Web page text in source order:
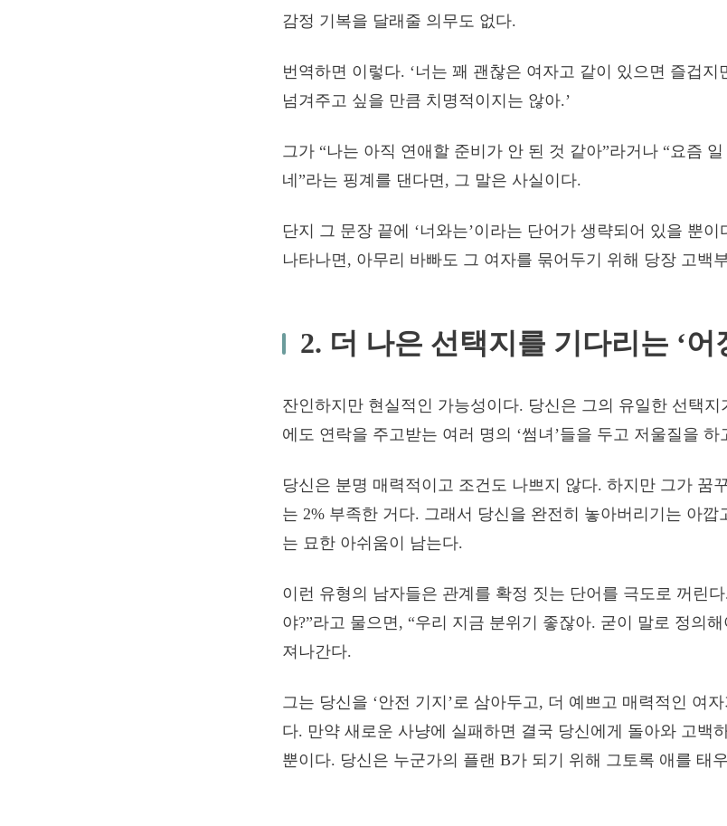
감정 기복을 달래줄 의무도 없다.
번역하면 이렇다. ‘너는 꽤 괜찮은 여자고 같이 있으면 즐겁지
넘겨주고 싶을 만큼 치명적이지는 않아.’
그가 “나는 아직 연애할 준비가 안 된 것 같아”라거나 “요즘
네”라는 핑계를 댄다면, 그 말은 사실이다.
단지 그 문장 끝에 ‘너와는’이라는 단어가 생략되어 있을 뿐
나타나면, 아무리 바빠도 그 여자를 묶어두기 위해 당장 고백
2. 더 나은 선택지를 기다리는 ‘어
잔인하지만 현실적인 가능성이다. 당신은 그의 유일한 선택지
에도 연락을 주고받는 여러 명의 ‘썸녀’들을 두고 저울질을
당신은 분명 매력적이고 조건도 나쁘지 않다. 하지만 그가 꿈
는 2% 부족한 거다. 그래서 당신을 완전히 놓아버리기는 아깝
는 묘한 아쉬움이 남는다.
이런 유형의 남자들은 관계를 확정 짓는 단어를 극도로 꺼린다
야?”라고 물으면, “우리 지금 분위기 좋잖아. 굳이 말로 정의
져나간다.
그는 당신을 ‘안전 기지’로 삼아두고, 더 예쁘고 매력적인 여
다. 만약 새로운 사냥에 실패하면 결국 당신에게 돌아와 고백
뿐이다. 당신은 누군가의 플랜 B가 되기 위해 그토록 애를 태